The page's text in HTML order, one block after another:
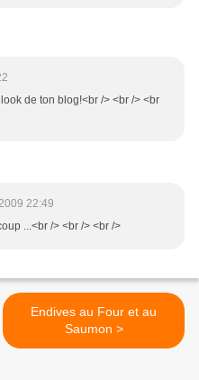
de ton blog!<br /> <br /> <br
22:49
...<br /> <br /> <br />
Endives au Four et au
Saumon >